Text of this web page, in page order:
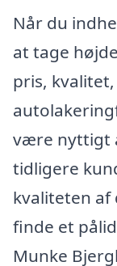
Når du
at tage
pris,
være nyttigt
tidligere
kvaliteten af
finde et
Munke